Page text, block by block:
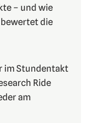
– und wie
die
im Stundentakt
Ride
am